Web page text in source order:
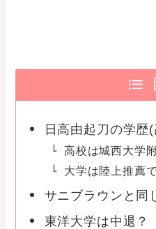
日高由起刀の学歴
高校は城西大学
大学は陸上推薦
サニブラウンと同
東洋大学は中退？